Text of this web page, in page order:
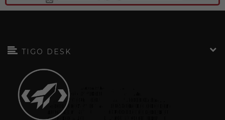
partnership@tigosolutions.com